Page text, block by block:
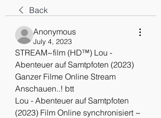
Back
Anonymous
July 4, 2023
STREAM~film (HD™) Lou -
Abenteuer auf Samtpfoten (2023)
Ganzer Filme Online Stream
Anschauen..! btt
Lou - Abenteuer auf Samtpfoten
(2023) Film Online synchronisiert ~